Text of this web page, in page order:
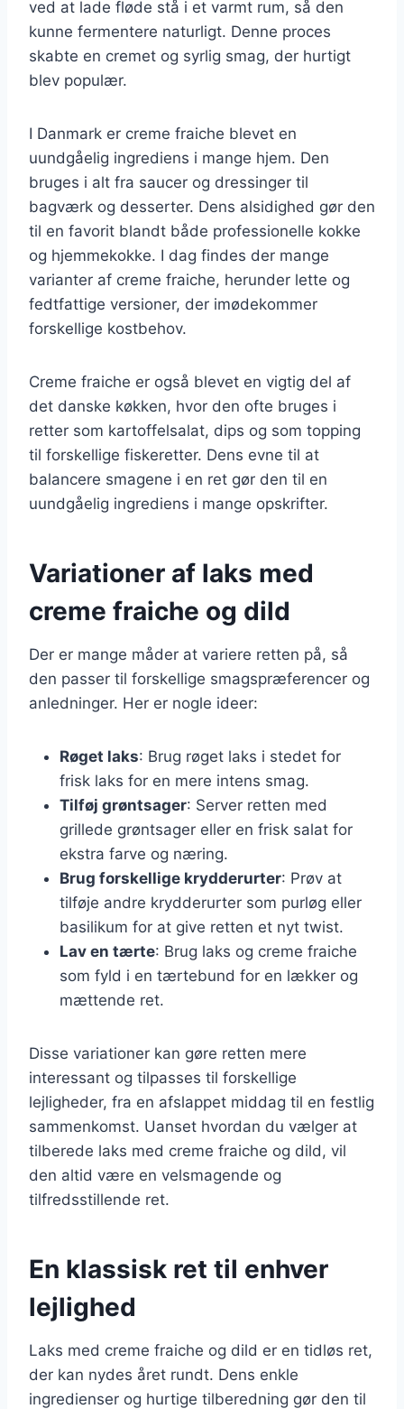
ved at lade fløde stå i et varmt rum, så den
kunne fermentere naturligt. Denne proces
skabte en cremet og syrlig smag, der hurtigt
blev populær.
I Danmark er creme fraiche blevet en
uundgåelig ingrediens i mange hjem. Den
bruges i alt fra saucer og dressinger til
bagværk og desserter. Dens alsidighed gør den
til en favorit blandt både professionelle kokke
og hjemmekokke. I dag findes der mange
varianter af creme fraiche, herunder lette og
fedtfattige versioner, der imødekommer
forskellige kostbehov.
Creme fraiche er også blevet en vigtig del af
det danske køkken, hvor den ofte bruges i
retter som kartoffelsalat, dips og som topping
til forskellige fiskeretter. Dens evne til at
balancere smagene i en ret gør den til en
uundgåelig ingrediens i mange opskrifter.
Variationer af laks med
creme fraiche og dild
Der er mange måder at variere retten på, så
den passer til forskellige smagspræferencer og
anledninger. Her er nogle ideer:
Røget laks: Brug røget laks i stedet for
frisk laks for en mere intens smag.
Tilføj grøntsager: Server retten med
grillede grøntsager eller en frisk salat for
ekstra farve og næring.
Brug forskellige krydderurter: Prøv at
tilføje andre krydderurter som purløg eller
basilikum for at give retten et nyt twist.
Lav en tærte: Brug laks og creme fraiche
som fyld i en tærtebund for en lækker og
mættende ret.
Disse variationer kan gøre retten mere
interessant og tilpasses til forskellige
lejligheder, fra en afslappet middag til en festlig
sammenkomst. Uanset hvordan du vælger at
tilberede laks med creme fraiche og dild, vil
den altid være en velsmagende og
tilfredsstillende ret.
En klassisk ret til enhver
lejlighed
Laks med creme fraiche og dild er en tidløs ret,
der kan nydes året rundt. Dens enkle
ingredienser og hurtige tilberedning gør den til